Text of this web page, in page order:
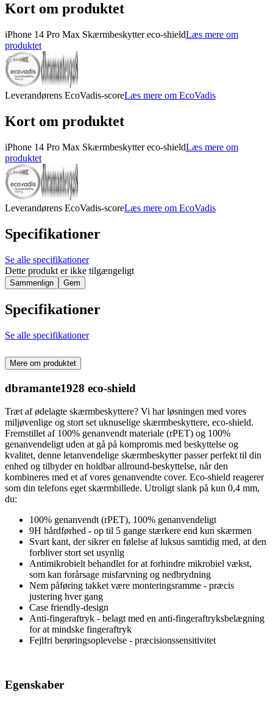
Kort om produktet
iPhone 14 Pro Max Skærmbeskytter eco-shieldLæs mere om
produktet
Leverandørens EcoVadis-scoreLæs mere om EcoVadis
Kort om produktet
iPhone 14 Pro Max Skærmbeskytter eco-shieldLæs mere om
produktet
Leverandørens EcoVadis-scoreLæs mere om EcoVadis
Specifikationer
Se alle specifikationer
Dette produkt er ikke tilgængeligt
Sammenlign Gem
Specifikationer
Se alle specifikationer
Mere om produktet
dbramante1928 eco-shield
Træt af ødelagte skærmbeskyttere? Vi har løsningen med vores
miljøvenlige og stort set uknuselige skærmbeskyttere, eco-shield.
Fremstillet af 100% genanvendt materiale (rPET) og 100%
genanvendeligt uden at gå på kompromis med beskyttelse og
kvalitet, denne letanvendelige skærmbeskytter passer perfekt til din
enhed og tilbyder en holdbar allround-beskyttelse, når den
kombineres med et af vores genanvendte cover. Eco-shield reagerer
som din telefons eget skærmbillede. Utroligt slank på kun 0,4 mm,
du:
100% genanvendt (rPET), 100% genanvendeligt
9H hårdførhed - op til 5 gange stærkere end kun skærmen
Svart kant, der sikrer en følelse af luksus samtidig med, at den
forbliver stort set usynlig
Antimikrobielt behandlet for at forhindre mikrobiel vækst,
som kan forårsage misfarvning og nedbrydning
Nem påføring takket være monteringsramme - præcis
justering hver gang
Case friendly-design
Anti-fingeraftryk - belagt med en anti-fingeraftryksbelægning
for at mindske fingeraftryk
Fejlfri berøringsoplevelse - præcisionssensitivitet
Egenskaber